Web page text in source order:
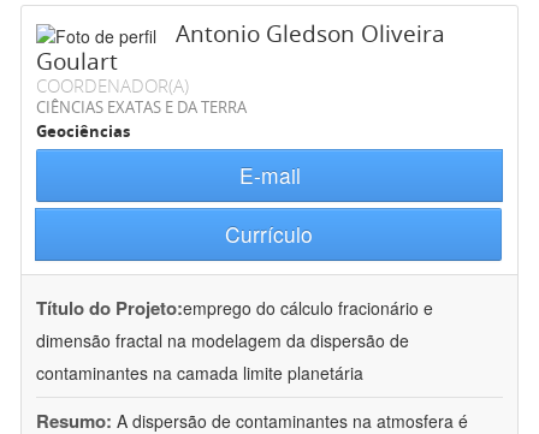
Antonio Gledson Oliveira
Goulart
COORDENADOR(A)
CIÊNCIAS EXATAS E DA TERRA
Geociências
E-mail
Currículo
Título do Projeto:emprego do cálculo fracionário e
dimensão fractal na modelagem da dispersão de
contaminantes na camada limite planetária
Resumo: A dispersão de contaminantes na atmosfera é